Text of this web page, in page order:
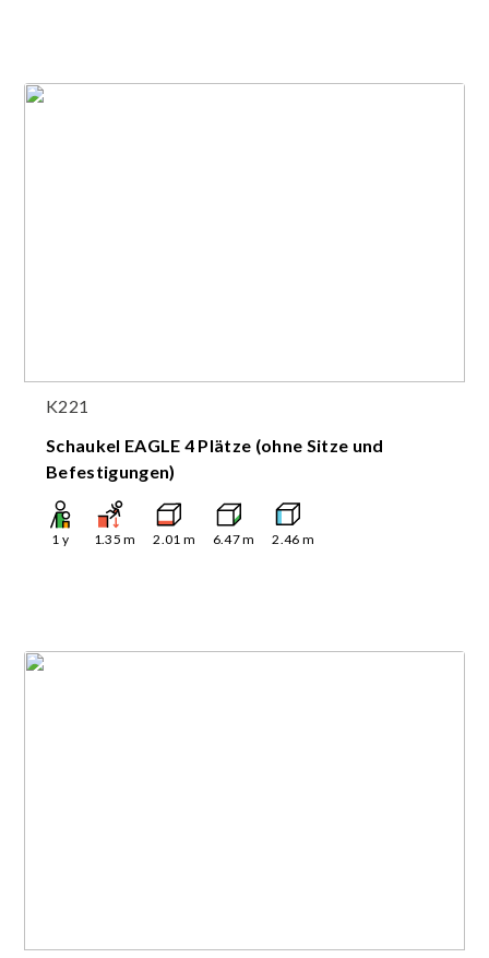
K221
Schaukel EAGLE 4 Plätze (ohne Sitze und
Befestigungen)
1 y 1.35 m 2.01 m 6.47m 2.46 m